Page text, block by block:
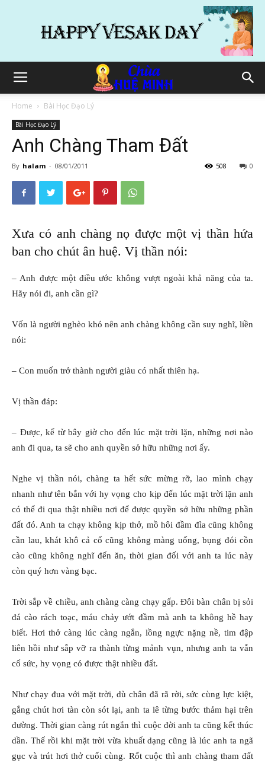
Home Bài Học Đạo Lý
Bài Học Đạo Lý
Anh Chàng Tham Đất
By halam - 08/01/2011 0
508
Xưa có anh chàng nọ được một vị thần hứa
ban cho chút ân huệ. Vị thần nói:
– Anh được một điều ước không vượt ngoài khả năng của ta.
Hãy nói đi, anh cần gì?
Vốn là người nghèo khó nên anh chàng không cần suy nghĩ, liền
nói:
– Con muốn trở thành người giàu có nhất thiên hạ.
Vị thần đáp:
– Được, kể từ bây giờ cho đến lúc mặt trời lặn, những nơi nào
anh đi qua, ta sẽ cho anh quyền sở hữu những nơi ấy.
Nghe vị thần nói, chàng ta hết sức mừng rỡ, lao mình chạy
nhanh như tên bắn với hy vọng cho kịp đến lúc mặt trời lặn anh
có thể đi qua thật nhiều nơi để được quyền sở hữu những phần
đất đó. Anh ta chạy không kịp thở, mồ hôi đầm đìa cũng không
cần lau, khát khô cả cổ cũng không màng uống, bụng đói cồn
cào cũng không nghĩ đến ăn, thời gian đối với anh ta lúc này
còn quý hơn vàng bạc.
Trời sắp về chiều, anh chàng càng chạy gấp. Đôi bàn chân bị sỏi
đá cào rách toạc, máu chảy ướt đầm mà anh ta không hề hay
biết. Hơi thở càng lúc càng ngắn, lồng ngực nặng nề, tim đập
liên hồi như sắp vỡ ra thành từng mảnh vụn, nhưng anh ta vẫn
cố sức, hy vọng có được thật nhiều đất.
Như chạy đua với mặt trời, dù chân đã rã rời, sức cùng lực kiệt,
gắng chút hơi tàn còn sót lại, anh ta lê từng bước thảm hại trên
đường. Thời gian càng rút ngắn thì cuộc đời anh ta cũng kết thúc
dần. Thế rồi khi mặt trời vừa khuất dạng cũng là lúc anh ta ngã
gục và trút hơi thở cuối cùng. Rốt cuộc thì anh chàng tham đất